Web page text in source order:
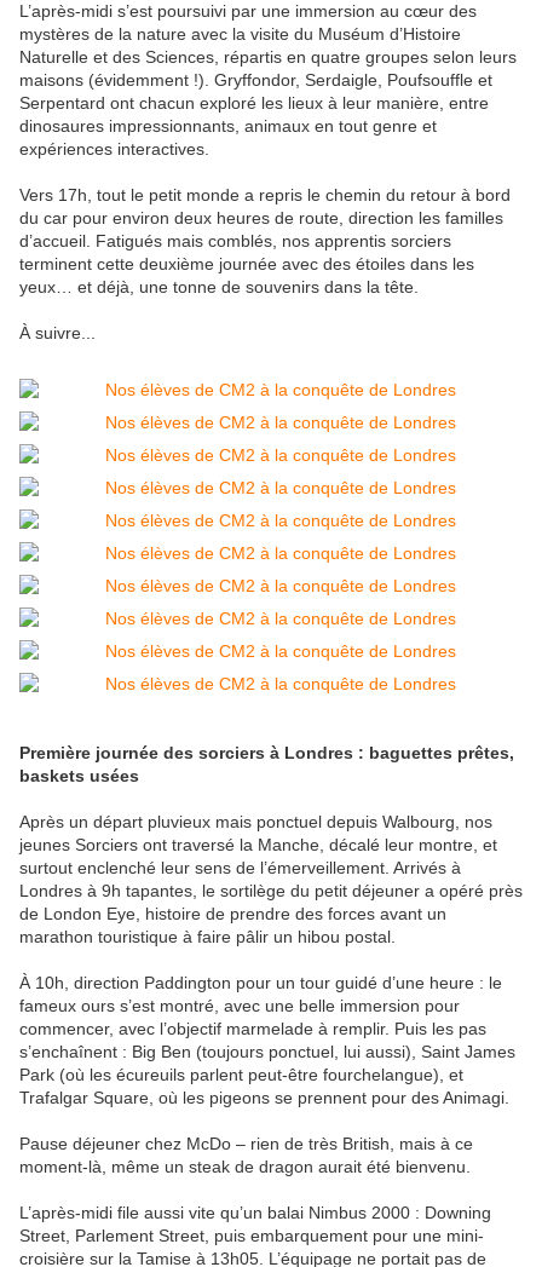
L’après-midi s’est poursuivi par une immersion au cœur des
mystères de la nature avec la visite du Muséum d’Histoire
Naturelle et des Sciences, répartis en quatre groupes selon leurs
maisons (évidemment !). Gryffondor, Serdaigle, Poufsouffle et
Serpentard ont chacun exploré les lieux à leur manière, entre
dinosaures impressionnants, animaux en tout genre et
expériences interactives.
Vers 17h, tout le petit monde a repris le chemin du retour à bord
du car pour environ deux heures de route, direction les familles
d’accueil. Fatigués mais comblés, nos apprentis sorciers
terminent cette deuxième journée avec des étoiles dans les
yeux… et déjà, une tonne de souvenirs dans la tête.
À suivre...
Première journée des sorciers à Londres : baguettes prêtes,
baskets usées
Après un départ pluvieux mais ponctuel depuis Walbourg, nos
jeunes Sorciers ont traversé la Manche, décalé leur montre, et
surtout enclenché leur sens de l’émerveillement. Arrivés à
Londres à 9h tapantes, le sortilège du petit déjeuner a opéré près
de London Eye, histoire de prendre des forces avant un
marathon touristique à faire pâlir un hibou postal.
À 10h, direction Paddington pour un tour guidé d’une heure : le
fameux ours s’est montré, avec une belle immersion pour
commencer, avec l’objectif marmelade à remplir. Puis les pas
s’enchaînent : Big Ben (toujours ponctuel, lui aussi), Saint James
Park (où les écureuils parlent peut-être fourchelangue), et
Trafalgar Square, où les pigeons se prennent pour des Animagi.
Pause déjeuner chez McDo – rien de très British, mais à ce
moment-là, même un steak de dragon aurait été bienvenu.
L’après-midi file aussi vite qu’un balai Nimbus 2000 : Downing
Street, Parlement Street, puis embarquement pour une mini-
croisière sur la Tamise à 13h05. L’équipage ne portait pas de